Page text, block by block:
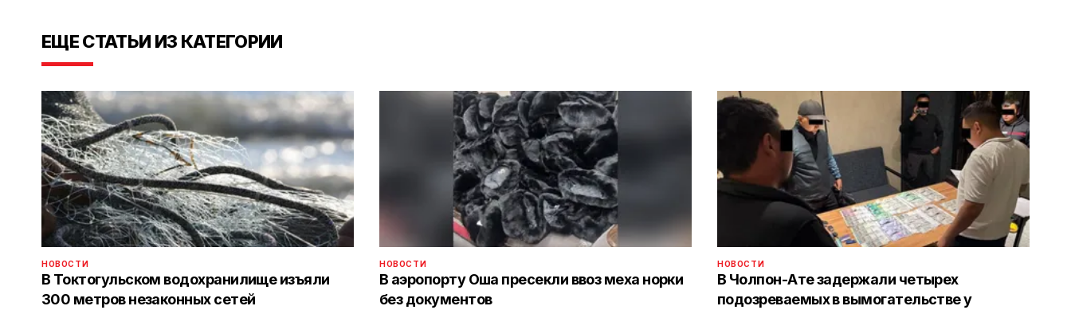
ЕЩЕ СТАТЬИ ИЗ КАТЕГОРИИ
НОВОСТИ
В Токтогульском водохранилище изъяли
300 метров незаконных сетей
НОВОСТИ
В аэропорту Оша пресекли ввоз меха норки
без документов
НОВОСТИ
В Чолпон-Ате задержали четырех
подозреваемых в вымогательстве у